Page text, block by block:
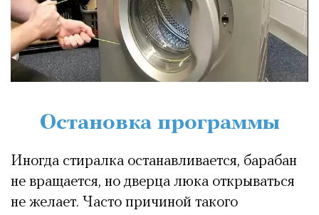
Остановка программы
Иногда стиралка останавливается, барабан
не вращается, но дверца люка открываться
не желает. Часто причиной такого